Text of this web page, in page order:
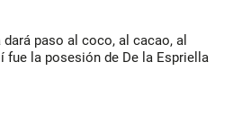
dará paso al coco, al cacao, al
fue la posesión de De la Espriella